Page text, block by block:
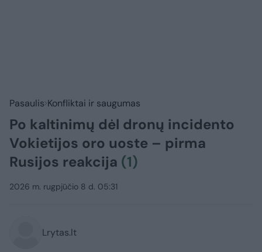
Pasaulis Konfliktai ir saugumas
Po kaltinimų dėl dronų incidento
Vokietijos oro uoste – pirma
Rusijos reakcija (1)
2026 m. rugpjūčio 8 d. 05:31
Lrytas.lt